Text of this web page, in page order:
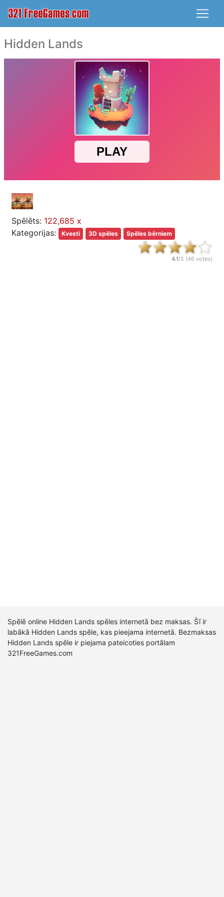
Hidden Lands
Spēlēts: 122,685 x
Kategorijas:
Kvesti 3D spēles Spēles bērniem
4.1/5 (46 votes)
Spēlē online Hidden Lands spēles internetā bez maksas. Šī ir
labākā Hidden Lands spēle, kas pieejama internetā. Bezmaksas
Hidden Lands spēle ir piejama pateicoties portālam
321FreeGames.com